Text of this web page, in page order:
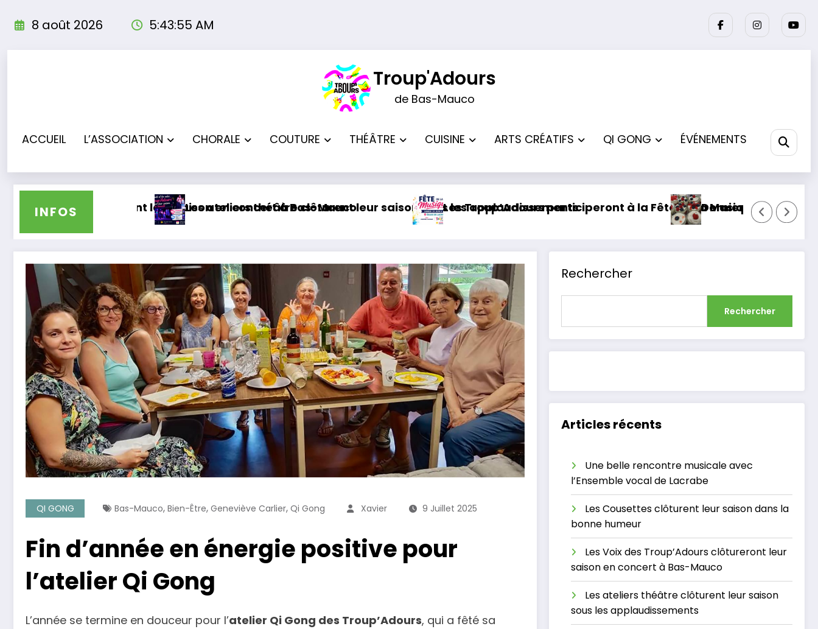
8 août 2026 5:43:56 AM
Troup'Adours
de Bas-Mauco
ACCUEIL L’ASSOCIATION CHORALE COUTURE THÉÂTRE CUISINE ARTS CRÉATIFS QI GONG ÉVÉNEMENTS
INFOS
saison en concert à Bas-Mauco
Les ateliers théâtre clôturent leur saison sous les applaudissementsLes Troup’Adours participeront à la Fête de la Musique à Lacrabe le 20 juin
Dernier atelier cuisine de la saison pour les
QI GONG Bas-Mauco, Bien-Être, Geneviève Carlier, Qi Gong Xavier 9 Juillet 2025
Fin d’année en énergie positive pour
l’atelier Qi Gong
L’année se termine en douceur pour l’atelier Qi Gong des Troup’Adours, qui a fêté sa
Rechercher
Rechercher
Articles récents
Une belle rencontre musicale avec
l’Ensemble vocal de Lacrabe
Les Cousettes clôturent leur saison dans la
bonne humeur
Les Voix des Troup’Adours clôtureront leur
saison en concert à Bas-Mauco
Les ateliers théâtre clôturent leur saison
sous les applaudissements